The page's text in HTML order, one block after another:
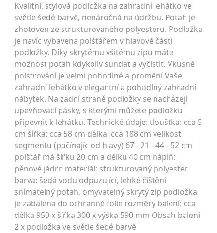
Kvalitní, stylová podložka na zahradní lehátko ve
světle šedé barvě, nenáročná na údržbu. Potah je
zhotoven ze strukturovaného polyesteru. Podložka
je navíc vybavena polštářem v hlavové části
podložky. Díky skrytému všitému zipu máte
možnost potah kdykoliv sundat a vyčistit. Vkusné
polstrování je velmi pohodlné a promění Vaše
zahradní lehátko v elegantní a pohodlný zahradní
nábytek. Na zadní straně podložky se nacházejí
upevňovací pásky, s kterými můžete podložku
připevnit k lehátku. Technické údaje: tloušťka: cca 5
cm šířka: cca 58 cm délka: cca 188 cm velikost
segmentu (počínajíc od hlavy) 67 - 21 - 44 - 52 cm
polštář má šířku 20 cm a délku 40 cm náplň:
pěnové jádro materiál: strukturovaný polyester
barva: šedá vodu odpuzující, lehké čištění
snímatelný potah, omyvatelný skrytý zip podložka
je zabalena do ochranné folie rozměry balení: cca
délka 950 x šířka 300 x výška 590 mm Obsah balení:
2 x podložka ve světle šedé barvě